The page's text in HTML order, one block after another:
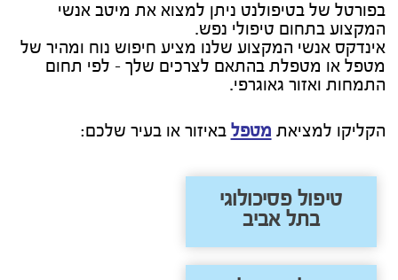
בפורטל של בטיפולנט ניתן למצוא את מיטב אנשי
המקצוע בתחום טיפולי נפש.
אינדקס אנשי המקצוע שלנו מציע חיפוש נוח ומהיר של
מטפל או מטפלת בהתאם לצרכים שלך - לפי תחום
התמחות ואזור גאוגרפי.
הקליקו למציאת מטפל באיזור או בעיר שלכם:
טיפול פסיכולוגי
בתל אביב